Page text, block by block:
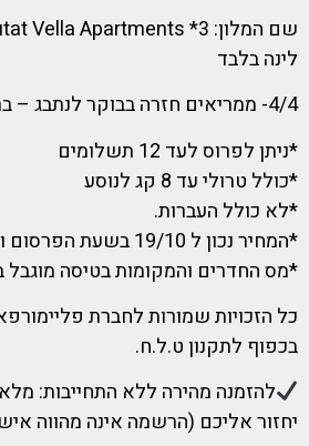
שם המלון: 3* Ciutat Vella Apartments
לינה בלבד
4/4- ממריאים חזרה בבוקר לנתבג – ברוכים השבים
*ניתן לפרוס לעד 12 תשלומים
*כולל טרולי עד 8 קג לנוסע
*לא כולל העברות.
*המחיר נכון ל 19/10 בשעת הפרסום ועתיד להשתנות.
*מס החדרים והמקומות בטיסה מוגבל
כל הזכויות שמורות לחברת
בכפוף לתקנון ט.ל.ח.
להזמנה מהירה ללא התחייבות:
יחזור אליכם (הרשמה אינה מהווה